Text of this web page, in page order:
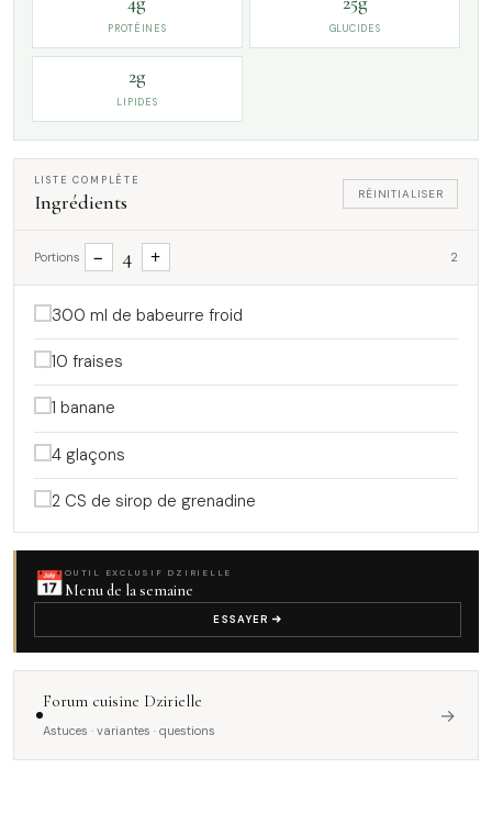
PROTÉINES GLUCIDES
2g
LIPIDES
LISTE COMPLÈTE
Ingrédients RÉINITIALISER
Portions − 4 + 2
300 ml de babeurre froid
10 fraises
1 banane
4 glaçons
2 CS de sirop de grenadine
📅 OUTIL EXCLUSIF DZIRIELLE
Menu de la semaine
ESSAYER
Forum cuisine Dzirielle
Astuces · variantes · questions
→